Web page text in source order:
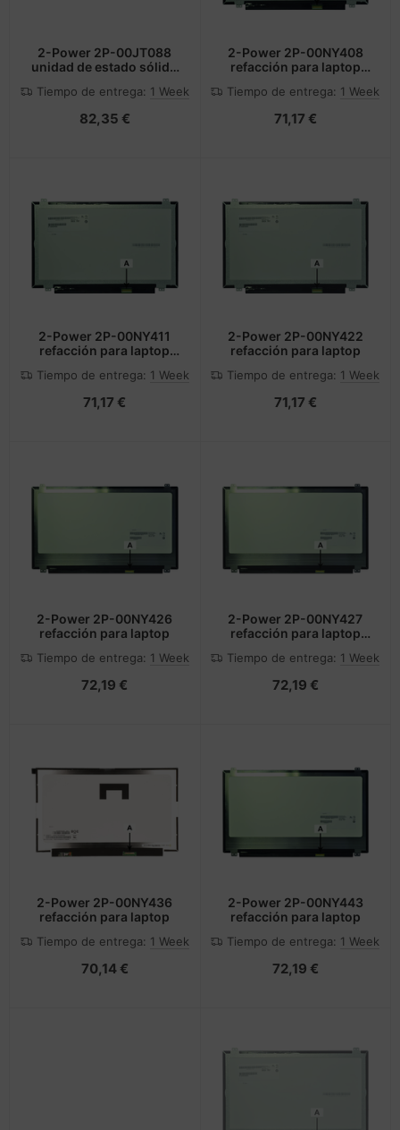
2-Power 2P-00JT088
unidad de estado sólido
3.0 NVMe
Tiempo de entrega: 1 Week
82,35 €
2-Power 2P-00NY408
refacción para laptop
Tiempo de entrega: 1 Week
71,17 €
2-Power 2P-00NY411
refacción para laptop
Tiempo de entrega: 1 Week
71,17 €
2-Power 2P-00NY422
refacción para laptop
Tiempo de entrega: 1 Week
71,17 €
2-Power 2P-00NY426
refacción para laptop
Tiempo de entrega: 1 Week
72,19 €
2-Power 2P-00NY427
refacción para laptop
Tiempo de entrega: 1 Week
72,19 €
2-Power 2P-00NY436
refacción para laptop
Tiempo de entrega: 1 Week
70,14 €
2-Power 2P-00NY443
refacción para laptop
Tiempo de entrega: 1 Week
72,19 €